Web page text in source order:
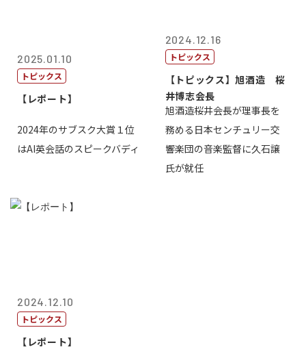
2025.01.10
トピックス
【レポート】
2024年のサブスク大賞１位
はAI英会話のスピークバディ
2024.12.16
トピックス
【トピックス】旭酒造 桜
井博志会長
旭酒造桜井会長が理事長を
務める日本センチュリー交
響楽団の音楽監督に久石譲
氏が就任
2024.12.10
トピックス
【レポート】